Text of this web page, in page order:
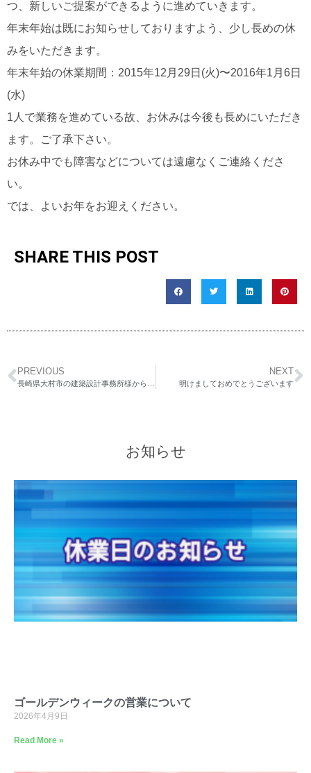
つ、新しいご提案ができるように進めていきます。
年末年始は既にお知らせしておりますよう、少し長めの休
みをいただきます。
年末年始の休業期間：2015年12月29日(火)〜2016年1月6日
(水)
1人で業務を進めている故、お休みは今後も長めにいただき
ます。ご了承下さい。
お休み中でも障害などについては遠慮なくご連絡くださ
い。
では、よいお年をお迎えください。
SHARE THIS POST
PREVIOUS NEXT
明けましておめでとうございます
お知らせ
ゴールデンウィークの営業について
2026年4月9日
Read More »